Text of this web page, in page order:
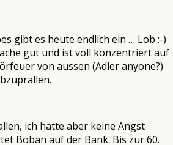
gibt es heute endlich ein … Lob ;-)
gut und ist voll konzentriert auf
von aussen (Adler anyone?)
ich hätte aber keine Angst
Boban auf der Bank. Bis zur 60.